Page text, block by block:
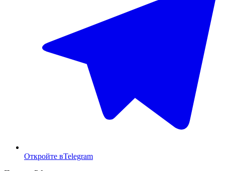
Откройте вTelegram